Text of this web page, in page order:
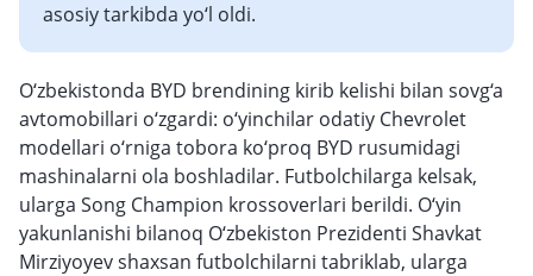
asosiy tarkibda yo‘l oldi.
O‘zbekistonda BYD brendining kirib kelishi bilan sovg‘a
avtomobillari o‘zgardi: o‘yinchilar odatiy Chevrolet
modellari o‘rniga tobora ko‘proq BYD rusumidagi
mashinalarni ola boshladilar. Futbolchilarga kelsak,
ularga Song Champion krossoverlari berildi. O‘yin
yakunlanishi bilanoq O‘zbekiston Prezidenti Shavkat
Mirziyoyev shaxsan futbolchilarni tabriklab, ularga